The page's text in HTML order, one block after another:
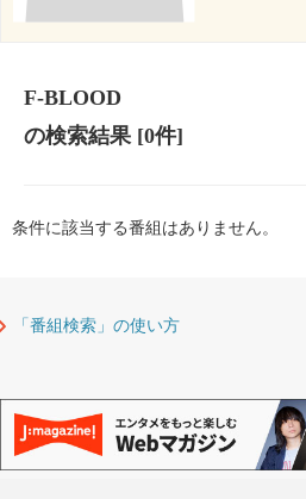
F-BLOOD
の検索結果[0件]
条件に該当する番組はありません。
「番組検索」の使い方